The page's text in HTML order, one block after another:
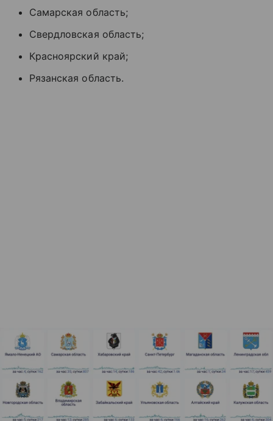
Самарская область;
Свердловская область;
Красноярский край;
Рязанская область.